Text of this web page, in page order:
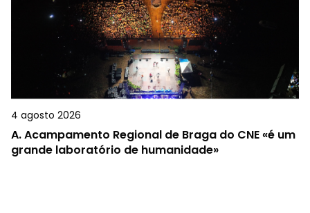
4 agosto 2026
A.Acampamento Regional de Braga do CNE «é um
grande laboratório de humanidade»